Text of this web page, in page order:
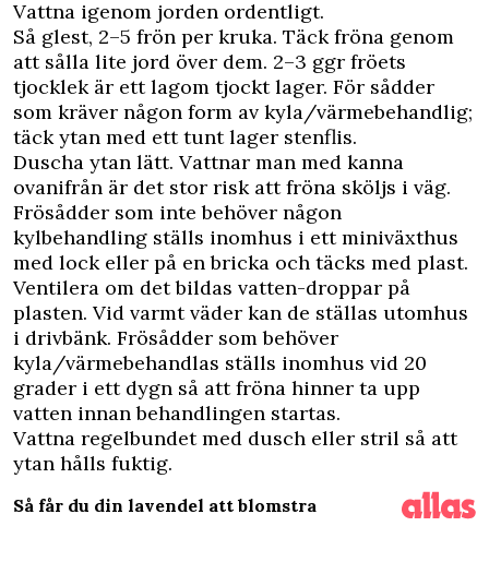
Vattna igenom jorden ordentligt.
Så glest, 2–5 frön per kruka. Täck fröna genom
att sålla lite jord över dem. 2–3 ggr fröets
tjocklek är ett lagom tjockt lager. För sådder
som kräver någon form av kyla/värmebehandlig;
täck ytan med ett tunt lager stenflis.
Duscha ytan lätt. Vattnar man med kanna
ovanifrån är det stor risk att fröna sköljs i väg.
Frösådder som inte behöver någon
kylbehandling ställs inomhus i ett miniväxthus
med lock eller på en bricka och täcks med plast.
Ventilera om det bildas vatten-droppar på
plasten. Vid varmt väder kan de ställas utomhus
i drivbänk. Frösådder som behöver
kyla/värmebehandlas ställs inomhus vid 20
grader i ett dygn så att fröna hinner ta upp
vatten innan behandlingen startas.
Vattna regelbundet med dusch eller stril så att
ytan hålls fuktig.
Så får du din lavendel att blomstra